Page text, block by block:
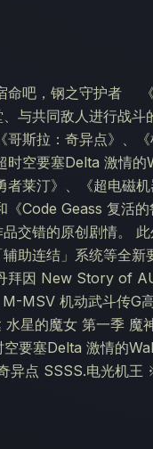
吧，钢之守护者 《
与共同敌人进行战
哥斯拉：奇异点》、
时空要塞Delta 激情
者莱汀》、《超电磁
《Code Geass 复活
交错的原创剧情。
助连结」系统等全
拜因 New Story of
MSV 机动武斗传G
星的魔女 第一季 魔
空要塞Delta 激情的
异点 SSSS.电光机